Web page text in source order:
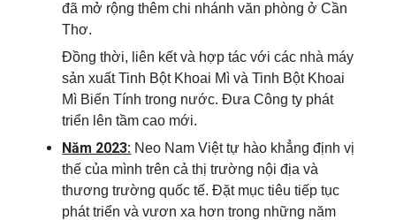
đã mở rộng thêm chi nhánh văn phòng ở Cần
Thơ.
Đồng thời, liên kết và hợp tác với các nhà máy
sản xuất Tinh Bột Khoai Mì và Tinh Bột Khoai
Mì Biến Tính trong nước. Đưa Công ty phát
triển lên tầm cao mới.
Năm 2023: Neo Nam Việt tự hào khẳng định vị
thế của mình trên cả thị trường nội địa và
thương trường quốc tế. Đặt mục tiêu tiếp tục
phát triển và vươn xa hơn trong những năm